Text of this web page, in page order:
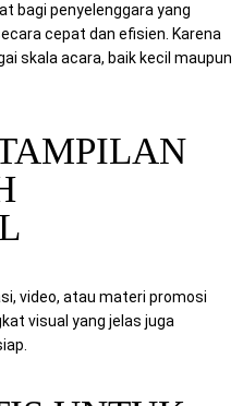
bagi penyelenggara yang
cepat dan efisien. Karena
skala acara, baik kecil maupun
video, atau materi promosi
visual yang jelas juga